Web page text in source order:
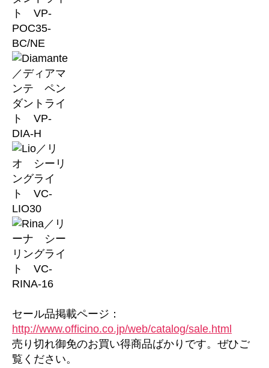
セール品掲載ページ：
http://www.officino.co.jp/web/catalog/sale.html
売り切れ御免のお買い得商品ばかりです。ぜひご
覧ください。